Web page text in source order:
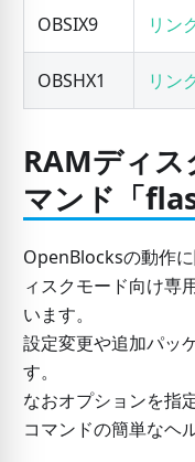
OBSIX9 リン
OBSHX1 リン
RAMディス
マンド「
OpenBlocksの動作
ィスクモード向け専
います。
設定変更や追加パッ
す。
なおオプションを指
コマンドの簡単なヘ